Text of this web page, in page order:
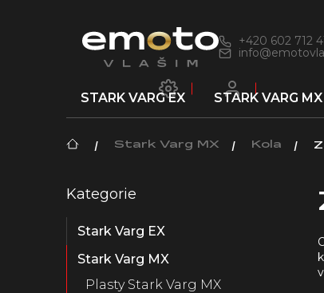
+420 602 712
STARK VARG EX STARK VARG MX
DomůStark Varg MX Kola
o
s
r
a
Přeskočit
Kategorie
Stark Varg EX
Stark Varg MX
Plasty Stark Varg MX